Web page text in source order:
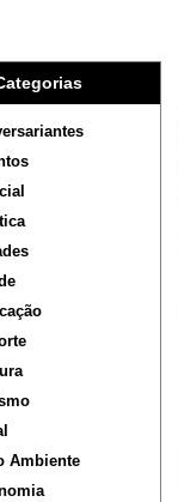
Ambiente